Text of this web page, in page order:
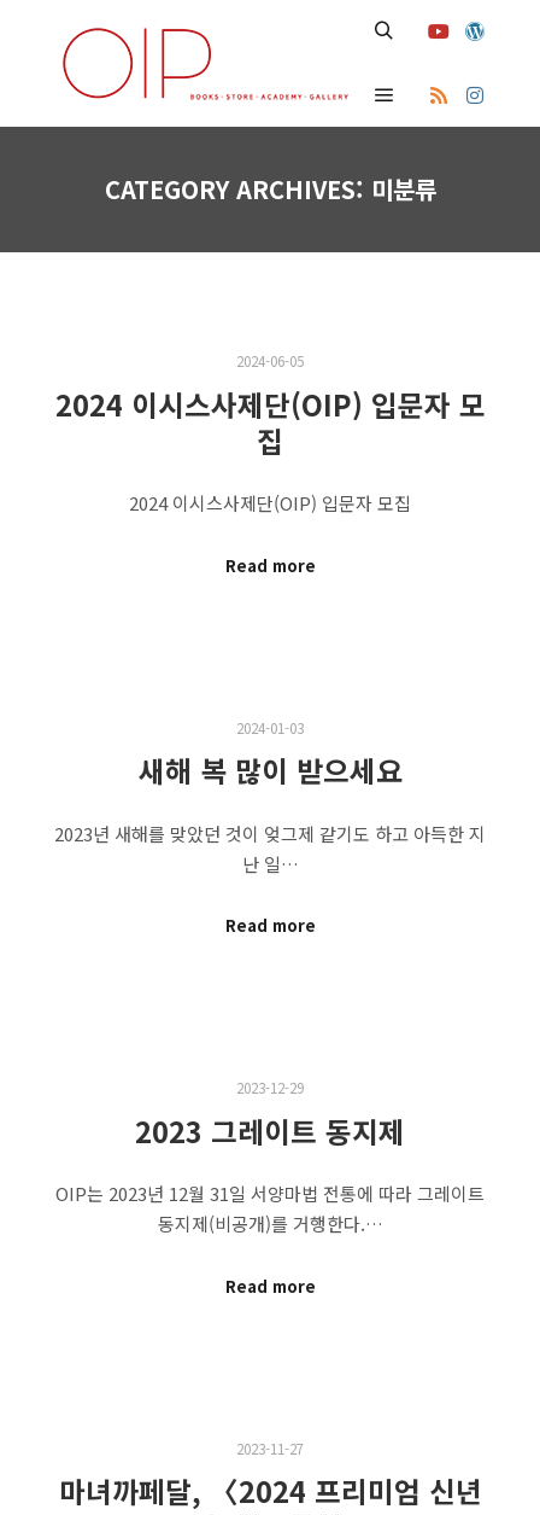
Main menu
CATEGORY ARCHIVES: 미분류
2024-06-05
2024 이시스사제단(OIP) 입문자 모
집
2024 이시스사제단(OIP) 입문자 모집
Read more
2024-01-03
새해 복 많이 받으세요
2023년 새해를 맞았던 것이 엊그제 같기도 하고 아득한 지
난 일…
Read more
2023-12-29
2023 그레이트 동지제
OIP는 2023년 12월 31일 서양마법 전통에 따라 그레이트
동지제(비공개)를 거행한다.…
Read more
2023-11-27
마녀까페달, 〈2024 프리미엄 신년